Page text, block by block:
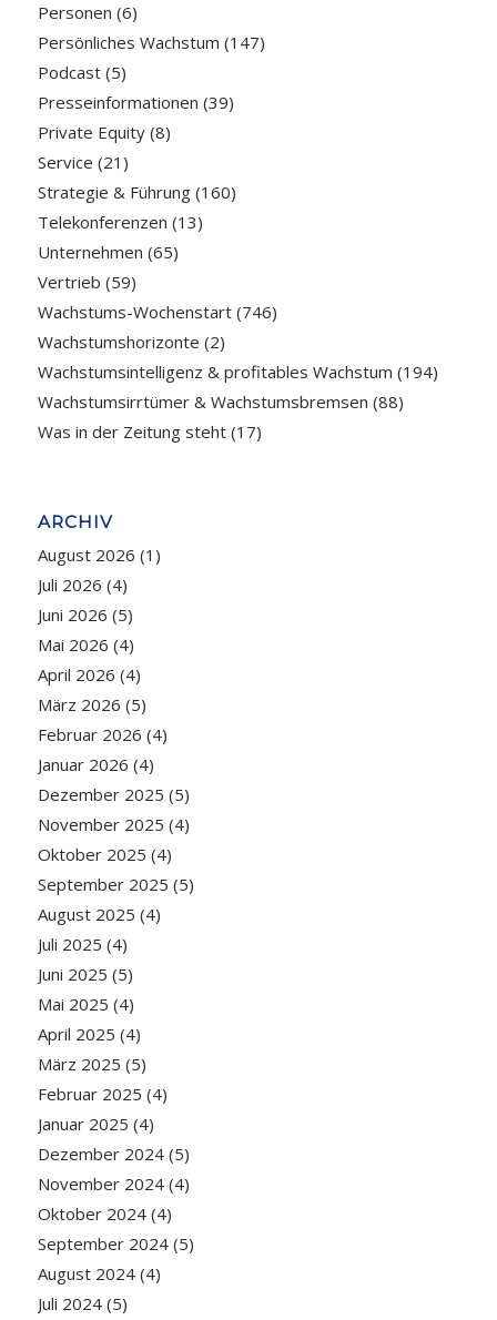
Personen (6)
Persönliches Wachstum (147)
Podcast(5)
Presseinformationen (39)
Private Equity(8)
Service (21)
Strategie & Führung(160)
Telekonferenzen (13)
Unternehmen (65)
Vertrieb (59)
Wachstums-Wochenstart(746)
Wachstumshorizonte (2)
Wachstumsintelligenz & profitables Wachstum (194)
Wachstumsirrtümer & Wachstumsbremsen (88)
Was in der Zeitung steht(17)
ARCHIV
August 2026 (1)
Juli 2026 (4)
Juni 2026 (5)
Mai 2026 (4)
April 2026 (4)
März 2026 (5)
Februar 2026 (4)
Januar 2026 (4)
Dezember 2025 (5)
November 2025 (4)
Oktober 2025 (4)
September 2025 (5)
August 2025 (4)
Juli 2025 (4)
Juni 2025 (5)
Mai 2025 (4)
April 2025 (4)
März 2025 (5)
Februar 2025 (4)
Januar 2025 (4)
Dezember 2024(5)
November 2024(4)
Oktober 2024(4)
September 2024(5)
August 2024(4)
Juli 2024(5)